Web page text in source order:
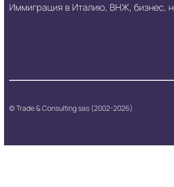
Иммиграция в Италию, ВНЖ, бизнес,
© Trade & Consulting sas (2002-2026)